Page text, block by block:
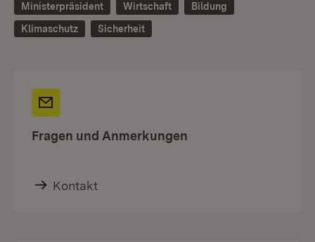
Ministerpräsident
Wirtschaft
Bildung
Klimaschutz
Sicherheit
Fragen und Anmerkungen
Kontakt